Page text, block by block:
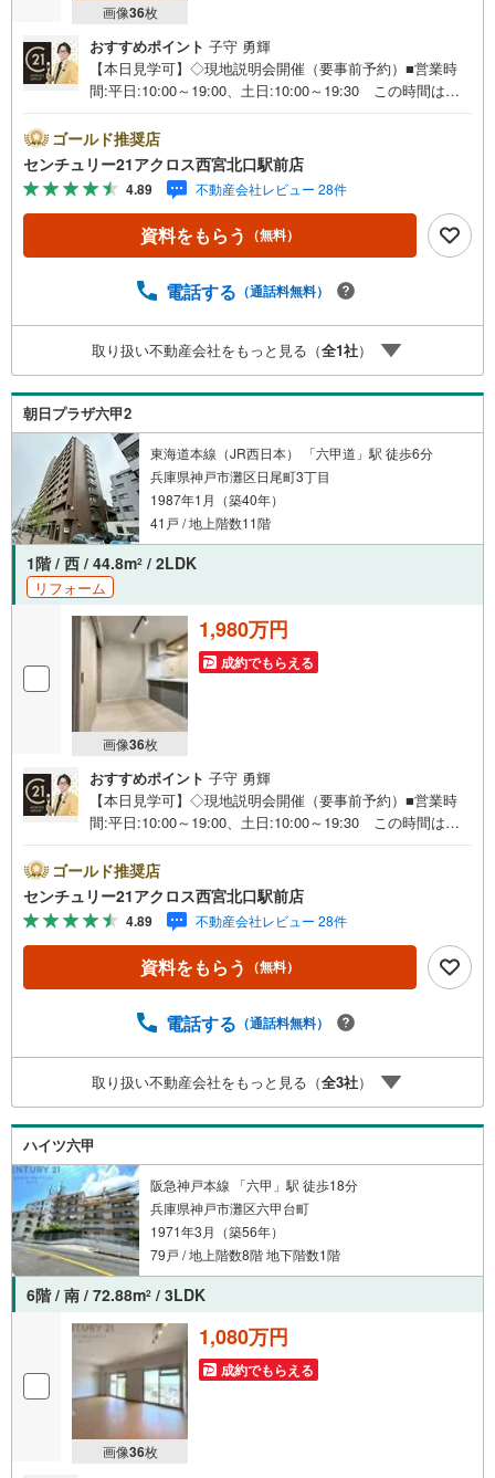
画像36枚
おすすめポイント 子守 勇輝
【本日見学可】◇現地説明会開催（要事前予約）■営業時
間:平日:10:00～19:00、土日:10:00～19:30 この時間はお
より徒歩1分です。南西向き、前面に建物ないため、眺望良
好です。地下1階に専用のトランクルームございます。令和
2年3月にリフォーム履歴ございます。○センチュリー21ア
クロスグループの3つの特徴○■センチュリー21グループで2
8年連続No.1（1997年～2024年兵庫地区仲介実績） 西
宮・尼崎・伊丹・宝塚にて8店舗展開中。阪神間での購入や
がございます。 8店舗すべて駅前にございますが、お車で
い。■取り扱い物件多数ございます。 地域密着の当店では
2000万円台の新築戸建や、1000万円台の中古マンションを
始め多数物件を取り扱っています。Yahoo！不動産に掲載
しきれない物件もご紹介できます。お気軽にお問合せくだ
さい。
ゴールド推奨店
センチュリー21アクロス西宮北口駅前店
4.89 不動産会社レビュー 28件
資料をもらう （無料）
電話する （通話料無料）
取り扱い不動産会社をもっと見る（全1社）
朝日プラザ六甲2
東海道本線（JR西日本） 「六甲道」駅 徒歩6分
兵庫県神戸市灘区日尾町3丁目
1987年1月（築40年）
41戸 / 地上階数11階
1階 / 西 / 44.8m2 / 2LDK
リフォーム
画像36枚
1,980万円
成約でもらえる
おすすめポイント 子守 勇輝
【本日見学可】◇現地説明会開催（要事前予約）■営業時
間:平日:10:00～19:00、土日:10:00～19:30 この時間はお
1月リフォーム済。JR「六甲道」駅まで徒歩6分。対面式の
システムキッチンで家事も捗ります。○センチュリー21ア
クロスグループの3つの特徴○■センチュリー21グループで2
8年連続No.1（1997年～2024年兵庫地区仲介実績） 西
宮・尼崎・伊丹・宝塚にて8店舗展開中。阪神間での購入や
売却は当店にお任せ下さい■お客様駐車場、キッズスペース
のお越しも大歓迎です。 お子様連れでもご安心くださ
2000万円台の新築戸建や、1000万円台の中古マンションを
始め多数物件を取り扱っています。Yahoo！不動産に掲載
しきれない物件もご紹介できます。お気軽にお問合せくだ
さい。弊社ホームページへは「C21アクロス」で検索！
ゴールド推奨店
センチュリー21アクロス西宮北口駅前店
4.89 不動産会社レビュー 28件
資料をもらう （無料）
電話する （通話料無料）
取り扱い不動産会社をもっと見る（全3社）
ハイツ六甲
阪急神戸本線 「六甲」駅 徒歩18分
兵庫県神戸市灘区六甲台町
1971年3月（築56年）
79戸 / 地上階数8階 地下階数1階
6階 / 南 / 72.88m2 / 3LDK
画像36枚
1,080万円
成約でもらえる